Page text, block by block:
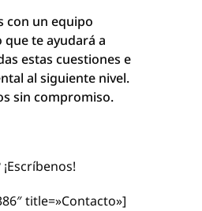
con un equipo
te ayudará a
estas cuestiones e
al siguiente nivel.
sin compromiso.
title=»Contacto»]